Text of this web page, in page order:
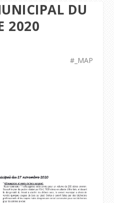
DU
2020
#_MAP